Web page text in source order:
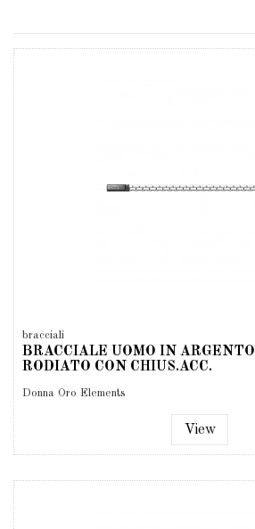
bracciali
BRACCIALE UOMO IN ARGENTO
RODIATO CON CHIUS.ACC.
Donna Oro Elements
View